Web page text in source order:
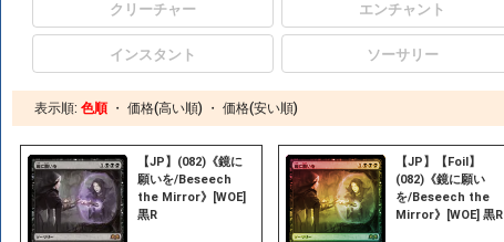
クリーチャー エンチャント
インスタント ソーサリー
表示順: 色順 ・ 価格(高い順) ・ 価格(安い順)
【JP】(082)《鏡に
願いを/Beseech
the Mirror》[WOE]
黒R
【JP】【Foil】
(082)《鏡に願い
を/Beseech the
Mirror》[WOE] 黒R